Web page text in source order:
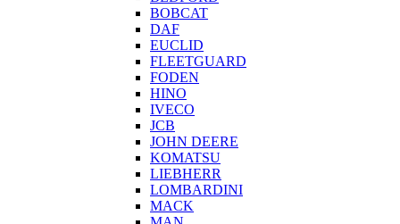
BOBCAT
DAF
EUCLID
FLEETGUARD
FODEN
HINO
IVECO
JCB
JOHN DEERE
KOMATSU
LIEBHERR
LOMBARDINI
MACK